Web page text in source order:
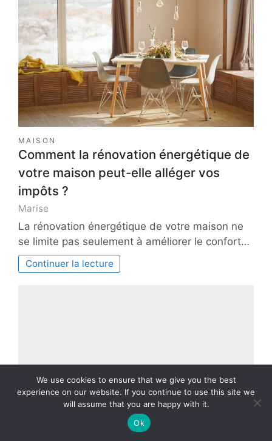
MAISON
Comment la rénovation énergétique de
votre maison peut-elle alléger vos
impôts ?
Marise
La rénovation énergétique de votre maison ne
se limite pas seulement à améliorer le confort…
Continuer la lecture
We use cookies to ensure that we give you the best
experience on our website. If you continue to use this site we
will assume that you are happy with it.
Ok